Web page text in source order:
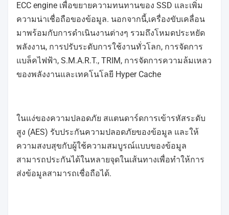
ECC engine เพื่อขยายความทนทานของ SSD และเพิ่ม
ความน่าเชื่อถือของข้อมูล. นอกจากนี้,เครื่องขับเคลื่อน
มาพร้อมกับการดําเนินงานต่างๆ รวมถึงโหมดประหยัด
พลังงาน, การปรับระดับการใช้งานทั่วโลก, การจัดการ
แบล็คไฟฟ้า, S.M.A.R.T., TRIM, การจัดการความล้มเหลว
ของพลังงานและเทคโนโลยี Hyper Cache
ในแง่ของความปลอดภัย สแตนดาร์ดการเข้ารหัสระดับ
สูง (AES) รับประกันความปลอดภัยของข้อมูล และให้
ความสงบสุขกับผู้ใช้ความสมบูรณ์แบบของข้อมูล
สามารถประกันได้ในหลายจุดในเส้นทางเพื่อทําให้การ
ส่งข้อมูลสามารถเชื่อถือได้.